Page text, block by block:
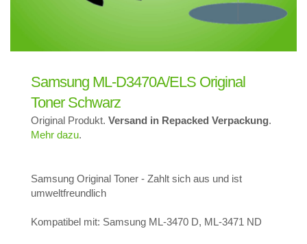
Samsung ML-D3470A/ELS Original
Toner Schwarz
Original Produkt. Versand in Repacked Verpackung.
Mehr dazu.
Samsung Original Toner - Zahlt sich aus und ist
umweltfreundlich
Kompatibel mit: Samsung ML-3470 D, ML-3471 ND